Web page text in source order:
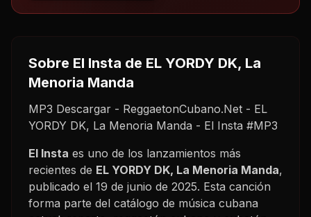
Sobre El Insta de EL YORDY DK, La
Menoria Manda
MP3 Descargar - ReggaetonCubano.Net - EL
YORDY DK, La Menoria Manda - El Insta #MP3
El Insta es uno de los lanzamientos más
recientes de EL YORDY DK, La Menoria Manda,
publicado el 19 de junio de 2025. Esta canción
forma parte del catálogo de música cubana